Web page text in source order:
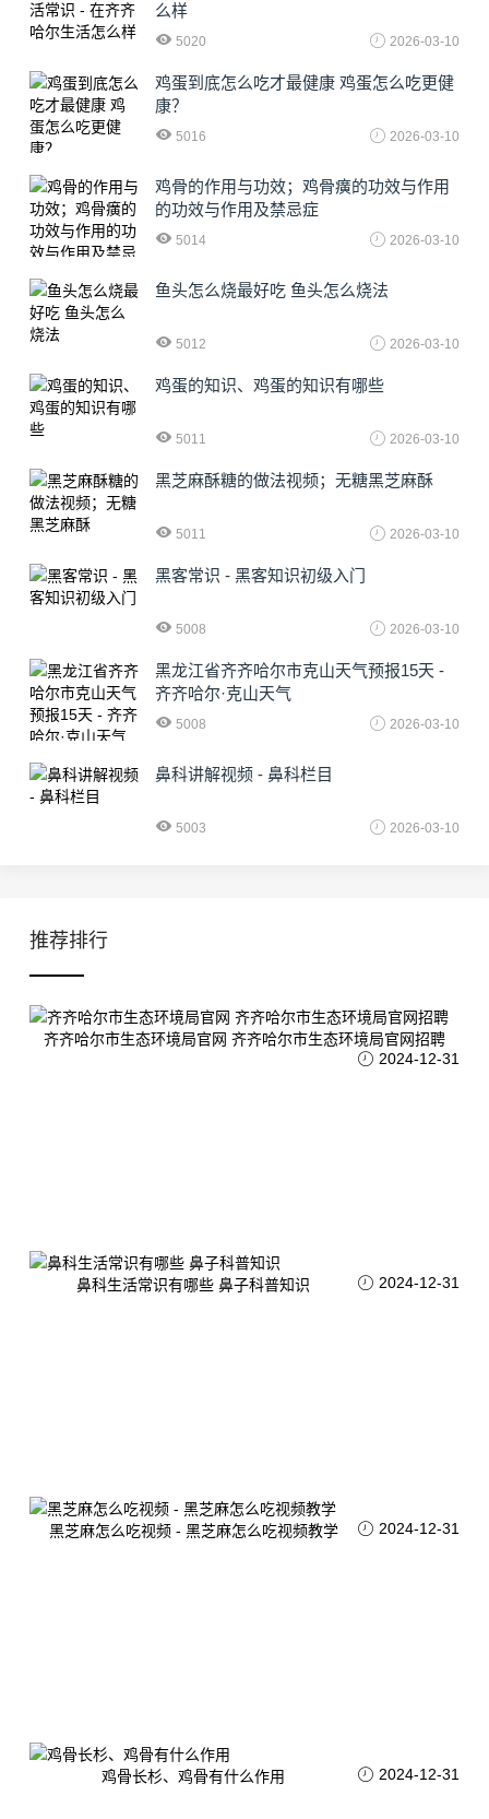
么样
5020 2026-03-10
鸡蛋到底怎么吃才最健康 鸡蛋怎么吃更健
康？
5016 2026-03-10
鸡骨的作用与功效；鸡骨癀的功效与作用
的功效与作用及禁忌症
5014 2026-03-10
鱼头怎么烧最好吃 鱼头怎么烧法
5012 2026-03-10
鸡蛋的知识、鸡蛋的知识有哪些
5011 2026-03-10
黑芝麻酥糖的做法视频；无糖黑芝麻酥
5011 2026-03-10
黑客常识 - 黑客知识初级入门
5008 2026-03-10
黑龙江省齐齐哈尔市克山天气预报15天 -
齐齐哈尔·克山天气
5008 2026-03-10
鼻科讲解视频 - 鼻科栏目
5003 2026-03-10
推荐排行
齐齐哈尔市生态环境局官网 齐齐哈尔市生态环境局官网招聘
2024-12-31
鼻科生活常识有哪些 鼻子科普知识 2024-12-31
黑芝麻怎么吃视频 - 黑芝麻怎么吃视频教学 2024-12-31
鸡骨长杉、鸡骨有什么作用 2024-12-31